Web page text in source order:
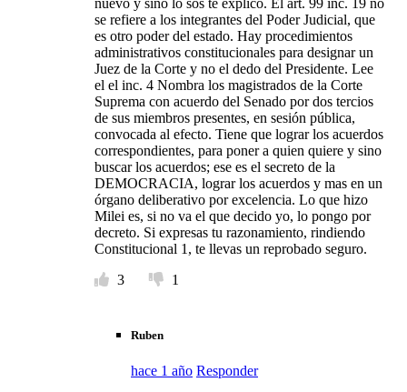
se refiere a los integrantes del Poder Judicial, que
es otro poder del estado. Hay procedimientos
administrativos constitucionales para designar un
Juez de la Corte y no el dedo del Presidente. Lee
el el inc. 4 Nombra los magistrados de la Corte
Suprema con acuerdo del Senado por dos tercios
de sus miembros presentes, en sesión pública,
convocada al efecto. Tiene que lograr los acuerdos
correspondientes, para poner a quien quiere y sino
buscar los acuerdos; ese es el secreto de la
DEMOCRACIA, lograr los acuerdos y mas en un
órgano deliberativo por excelencia. Lo que hizo
Milei es, si no va el que decido yo, lo pongo por
decreto. Si expresas tu razonamiento, rindiendo
Constitucional 1, te llevas un reprobado seguro.
3
1
Ruben
hace 1 año Responder